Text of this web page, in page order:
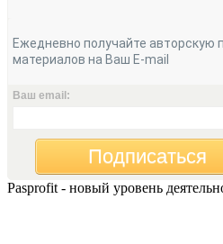
Ежедневно получайте авторскую
материалов на Ваш E-mail
Ваш email:
Подписаться
Pasprofit - новый уровень